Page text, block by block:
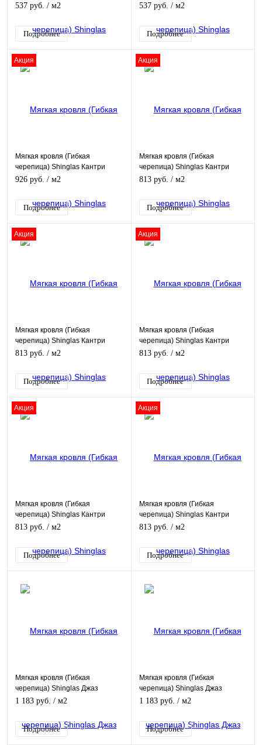
красный
537 руб. / м2
Подробнее
коричневый
537 руб. / м2
Подробнее
Акция
Мягкая кровля (Гибкая
черепица) Shinglas Кантри
Канзас
926 руб. / м2
Подробнее
Акция
Мягкая кровля (Гибкая
черепица) Shinglas Кантри
Аляска
813 руб. / м2
Подробнее
Акция
Мягкая кровля (Гибкая
черепица) Shinglas Кантри
Мичиган
813 руб. / м2
Подробнее
Акция
Мягкая кровля (Гибкая
черепица) Shinglas Кантри
Индиана
813 руб. / м2
Подробнее
Акция
Мягкая кровля (Гибкая
черепица) Shinglas Кантри
Аризона
813 руб. / м2
Подробнее
Акция
Мягкая кровля (Гибкая
черепица) Shinglas Кантри
Алабама
813 руб. / м2
Подробнее
Мягкая кровля (Гибкая
черепица) Shinglas Джаз
сицилия
1 183 руб. / м2
Подробнее
Мягкая кровля (Гибкая
черепица) Shinglas Джаз
коррида
1 183 руб. / м2
Подробнее